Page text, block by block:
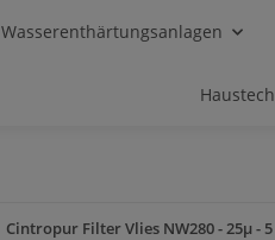
Wasserenthärtungsanlagen
Cintropur Filter Vlies NW280 - 25µ -